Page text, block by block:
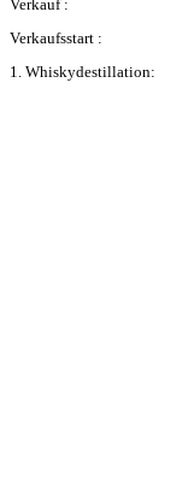
Verkauf :
Verkaufsstart :
1. Whiskydestillation: